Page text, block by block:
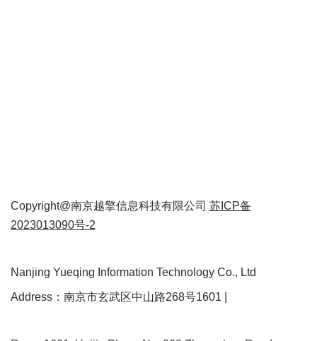
Copyright@南京越擎信息科技有限公司 苏ICP备
2023013090号-2
Nanjing Yueqing Information Technology Co., Ltd
Address：南京市玄武区中山路268号1601 |